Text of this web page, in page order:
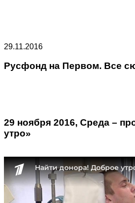
29.11.2016
Русфонд на Первом. Все
29 ноября 2016, Среда –
утро»